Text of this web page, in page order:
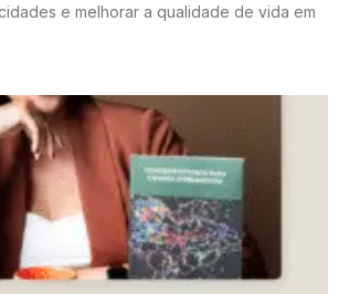
e melhorar a qualidade de vida em